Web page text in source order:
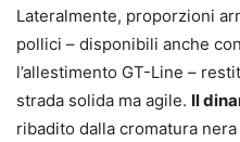
Lateralmente, proporzioni
pollici – disponibili anche
l’allestimento GT-Line –
strada solida ma agile. Il
ribadito dalla cromatura